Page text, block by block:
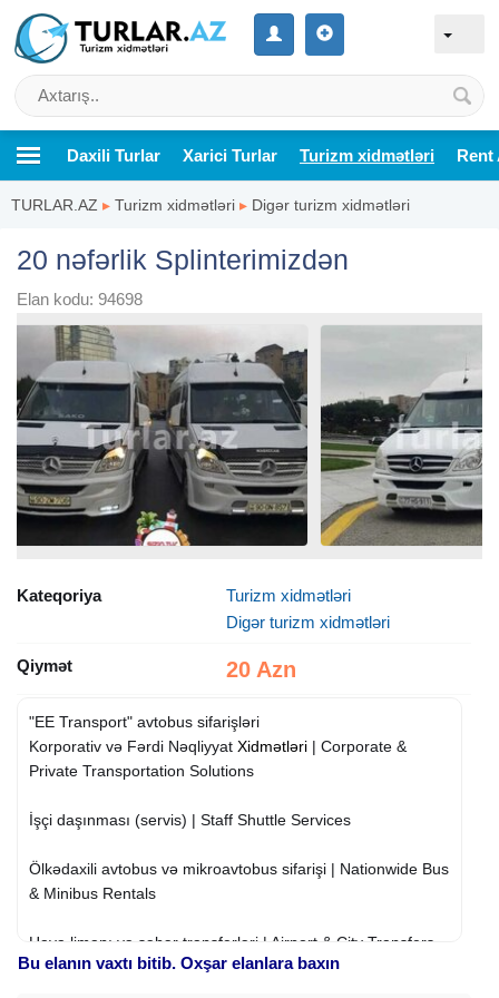
Daxili Turlar Xarici Turlar Turizm xidmətləri Rent
TURLAR.AZ ▸ Turizm xidmətləri ▸ Digər turizm xidmətləri
20 nəfərlik Splinterimizdən
Elan kodu: 94698
Kateqoriya
Turizm xidmətləri
Digər turizm xidmətləri
Qiymət 20 Azn
"EE Transport" avtobus sifarişləri
Korporativ və Fərdi Nəqliyyat Xidmətləri | Corporate &
Private Transportation Solutions
İşçi daşınması (servis) | Staff Shuttle Services
Ölkədaxili avtobus və mikroavtobus sifarişi | Nationwide Bus
& Minibus Rentals
Hava limanı və şəhər transferləri | Airport & City Transfers
Bu elanın vaxtı bitib. Oxşar elanlara baxın